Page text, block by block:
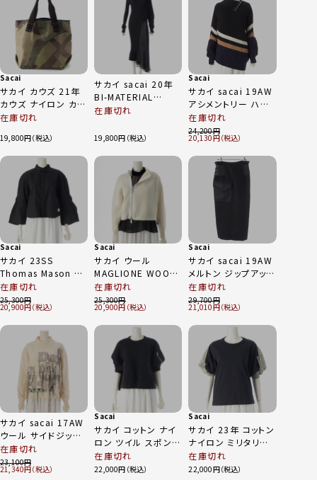
Sacai
サカイ カウズ 21年
カウズ ナイロン カモ
フラージュ トートバッ
グ 21-0254S カーキ
グリーン ブラック
在庫切れ
19,800
サカイ sacai 20年
BI-MATERIAL
ASYMMETRICAL ニ
ワンピース 20-
在庫切れ
19,800
Sacai
サカイ sacai 19AW
アシメントリー ハー
フジップ バルーンス
リーブ ニット セータ
ー ネイビー 1
在庫切れ
24,200
20,130
Sacai
サカイ 23SS
Thomas Mason コ
ットンポプリン シャツ
ブラウス ジャケット
トップス 23-06715
ブラック 1
在庫切れ
25,300
20,900
Sacai
サカイ ウール
MAGLIONE WOOL
KNIT ニット ブルゾン
ジップアップ ジャケッ
ト 23-06823 ホワイ
ト ブラック
在庫切れ
25,300
20,900
Sacai
サカイ sacai 19AW
メルトン ジップアップ
タイトスカート 19-
04715 ブラック 1
在庫切れ
29,700
21,010
サカイ sacai 17AW
ウール サイドジップ
刺繍ニット セーター
17-03468 アイボリ
ー 1
在庫切れ
23,100
21,340
Sacai
サカイ コットン ナイ
ロン ツイル スポンジ
プルオーバ スウェッ
ト 半袖 トップス 24-
在庫切れ
22,000
Sacai
サカイ 23年 コットン
ナイロン ミリタリー
ボリューム スリーブ
カットソー トップス
在庫切れ
22,000